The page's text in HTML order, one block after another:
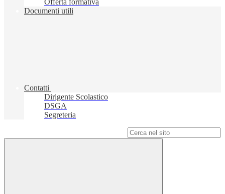
Offerta formativa
Documenti utili
Contatti
Dirigente Scolastico
DSGA
Segreteria